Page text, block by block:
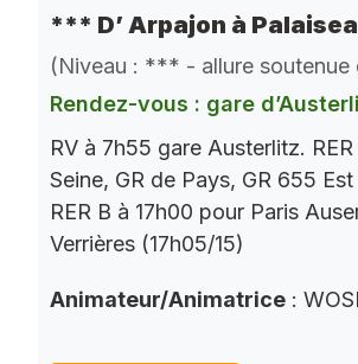
*** D’ Arpajon à
(Niveau : *** - allure soutenue
Rendez-vous : gare
RV à 7h55 gare Austerlitz.
Seine, GR de Pays, GR 655
RER B à 17h00 pour Paris
Verrières (17h05/15)
Animateur/Animatrice :